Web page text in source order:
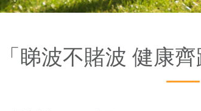
「睇波不賭波 健康